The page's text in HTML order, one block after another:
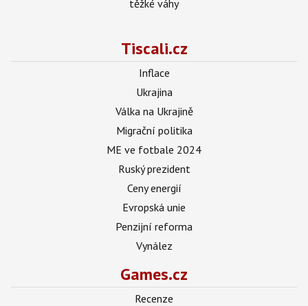
těžké váhy
Tiscali.cz
Inflace
Ukrajina
Válka na Ukrajině
Migrační politika
ME ve fotbale 2024
Ruský prezident
Ceny energií
Evropská unie
Penzijní reforma
Vynález
Games.cz
Recenze